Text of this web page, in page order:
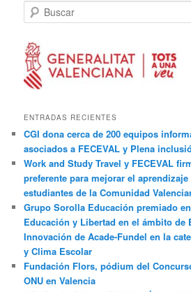
u
c
a
r
ENTRADAS RECIENTES
CGI dona cerca de 200 equipos
asociados a FECEVAL y Plena
Work and Study Travel y FECEVAL
preferente para mejorar el
estudiantes de la Comunidad
Grupo Sorolla Educación premiado
Educación y Libertad en el ámbito de
Innovación de Acade-Fundel en la
y Clima Escolar
Fundación Flors, pódium del
ONU en Valencia